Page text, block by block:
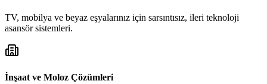
TV, mobilya ve beyaz eşyalarınız için sarsıntısız, ileri teknoloji
asansör sistemleri.
İnşaat ve Moloz Çözümleri